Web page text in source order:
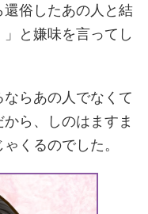
俗したあの人と結
と嫌味を言ってし
らあの人でなくて
ら、しのはますま
くるのでした。